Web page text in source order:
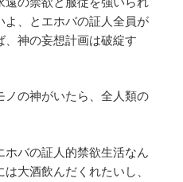
よ、とエホバの証人全員が
神の妄想計画は破綻す
ノの神がいたら、全人類の
ホバの証人的禁欲生活なん
大酒飲んだくれたいし、